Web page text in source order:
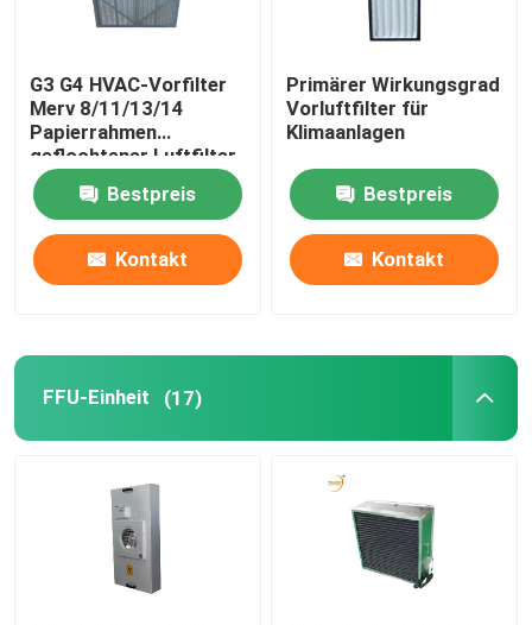
FFU-Einheit
Farben-Stand-Luftfilter
Taschen-Luftfilter
HEPA-Luftfilter
Hvac-Luftfilter
Filter der Gel-Dichtungs-HEPA
Filter der hohen Temperatur HEPA
G3 G4 HVAC-Vorfilter
Merv 8/11/13/14
Papierrahmen
geflochtener Luftfilter
für Klimaanlagen
Bestpreis
Kontakt
Primärer Wirkungsgrad
Vorluftfilter für
Klimaanlagen
Bestpreis
Kontakt
FFU-Einheit (17)